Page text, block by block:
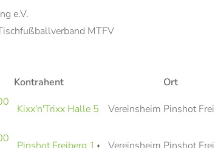
e.V.
MTFV
Kontrahent Ort
Kixx'n'Trixx Halle 5 Vereinsheim Pinshot